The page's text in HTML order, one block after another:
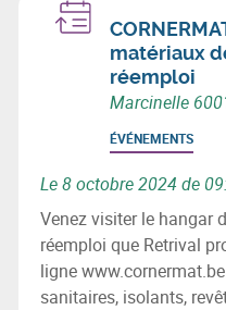
matériaux
réemploi
Marcinelle
ÉVÉNEMENTS
Le 8 octobre 2024 de
Venez visiter le hangar
réemploi que Retrival
ligne
sanitaires, isolants,